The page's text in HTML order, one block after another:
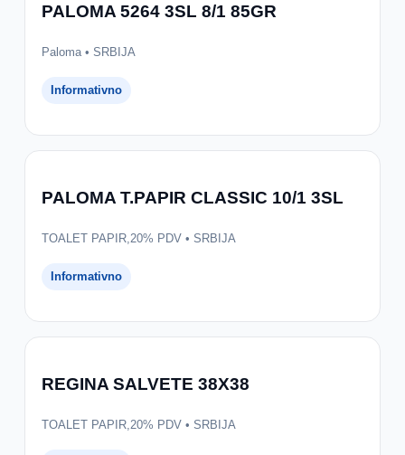
PALOMA 5264 3SL 8/1 85GR
Paloma • SRBIJA
Informativno
PALOMA T.PAPIR CLASSIC 10/1 3SL
TOALET PAPIR,20% PDV • SRBIJA
Informativno
REGINA SALVETE 38X38
TOALET PAPIR,20% PDV • SRBIJA